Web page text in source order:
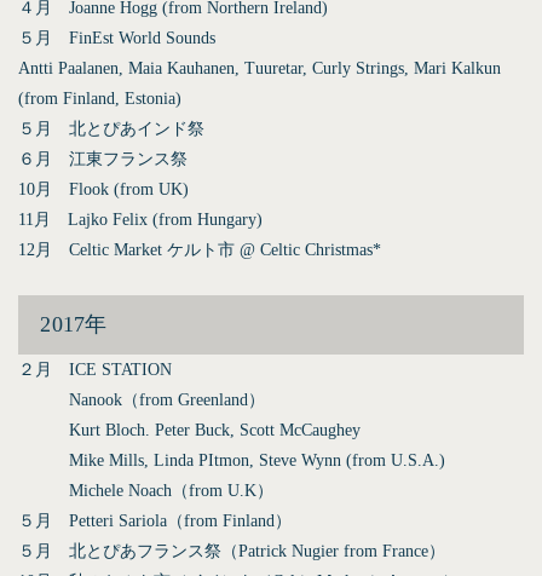
４月 Joanne Hogg (from Northern Ireland)
５月 FinEst World Sounds
Antti Paalanen, Maia Kauhanen, Tuuretar, Curly Strings, Mari Kalkun
(from Finland, Estonia)
５月 北とぴあインド祭
６月 江東フランス祭
10月 Flook (from UK)
11月 Lajko Felix (from Hungary)
12月 Celtic Market ケルト市 @ Celtic Christmas*
2017年
２月 ICE STATION
Nanook（from Greenland）
Kurt Bloch. Peter Buck, Scott McCaughey
Mike Mills, Linda PItmon, Steve Wynn (from U.S.A.)
Michele Noach（from U.K）
５月 Petteri Sariola（from Finland）
５月 北とぴあフランス祭（Patrick Nugier from France）